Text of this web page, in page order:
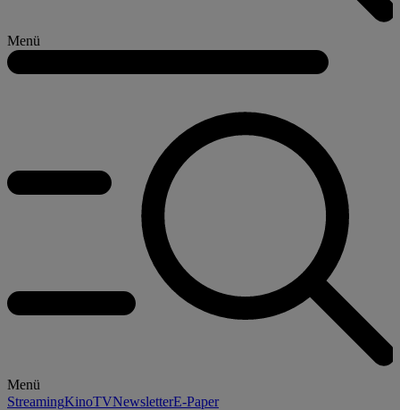
Menü
Menü
StreamingKinoTVNewsletterE-Paper